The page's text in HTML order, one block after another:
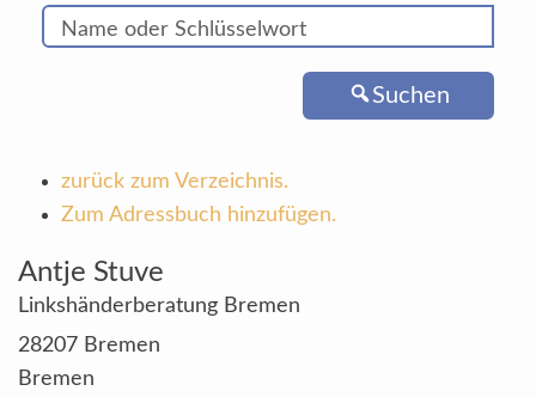
Suchen
zurück zum Verzeichnis.
Zum Adressbuch hinzufügen.
Antje Stuve
Linkshänderberatung Bremen
28207 Bremen
Bremen